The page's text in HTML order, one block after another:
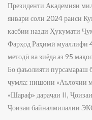
Президенти Академияи
январи соли 2024 раиси
касбии назди Ҳукумати
Фарҳод Раҳимӣ муаллифи
методӣ ва зиёда аз 95
Бо фаъолияти пурсамараш
ҷумла: нишони «Аълочии
«Шараф» дараҷаи II,
Ҷоизаи байналмилалии